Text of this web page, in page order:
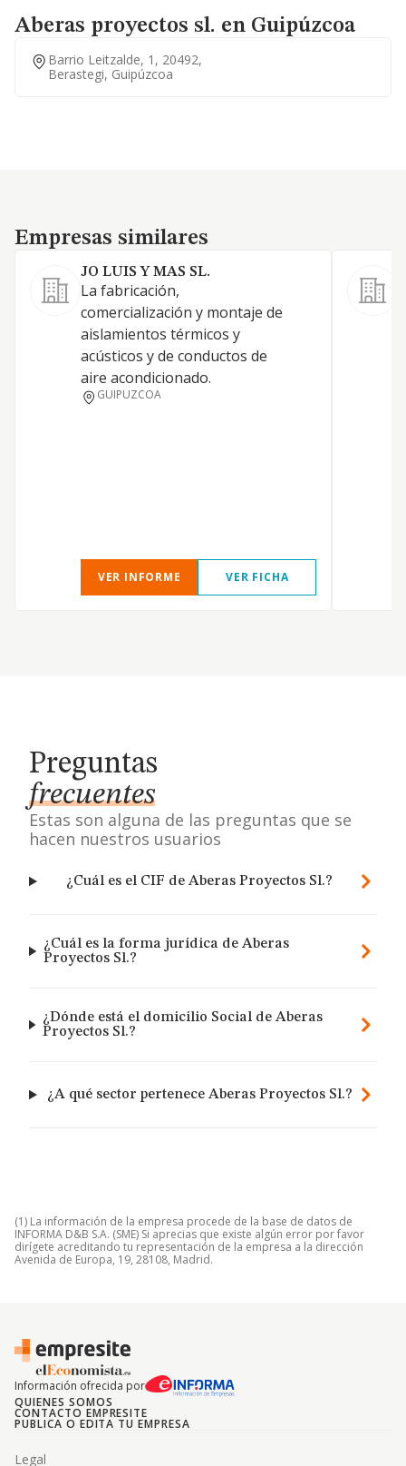
Aberas proyectos sl. en Guipúzcoa
Barrio Leitzalde, 1, 20492,
Berastegi, Guipúzcoa
Empresas similares
Empresas similares
JO LUIS Y MAS SL.
La fabricación,
comercialización y montaje de
aislamientos térmicos y
acústicos y de conductos de
aire acondicionado.
GUIPUZCOA
VER INFORME VER FICHA
Preguntas
frecuentes
Estas son alguna de las preguntas que se
hacen nuestros usuarios
¿Cuál es el CIF de Aberas Proyectos Sl.?
¿Cuál es la forma jurídica de Aberas
Proyectos Sl.?
¿Dónde está el domicilio Social de Aberas
Proyectos Sl.?
¿A qué sector pertenece Aberas Proyectos Sl.?
(1) La información de la empresa procede de la base de datos de
INFORMA D&B S.A. (SME) Si aprecias que existe algún error por favor
dirígete acreditando tu representación de la empresa a la dirección
Avenida de Europa, 19, 28108, Madrid.
Información ofrecida por
QUIENES SOMOS
CONTACTO EMPRESITE
PUBLICA O EDITA TU EMPRESA
Legal